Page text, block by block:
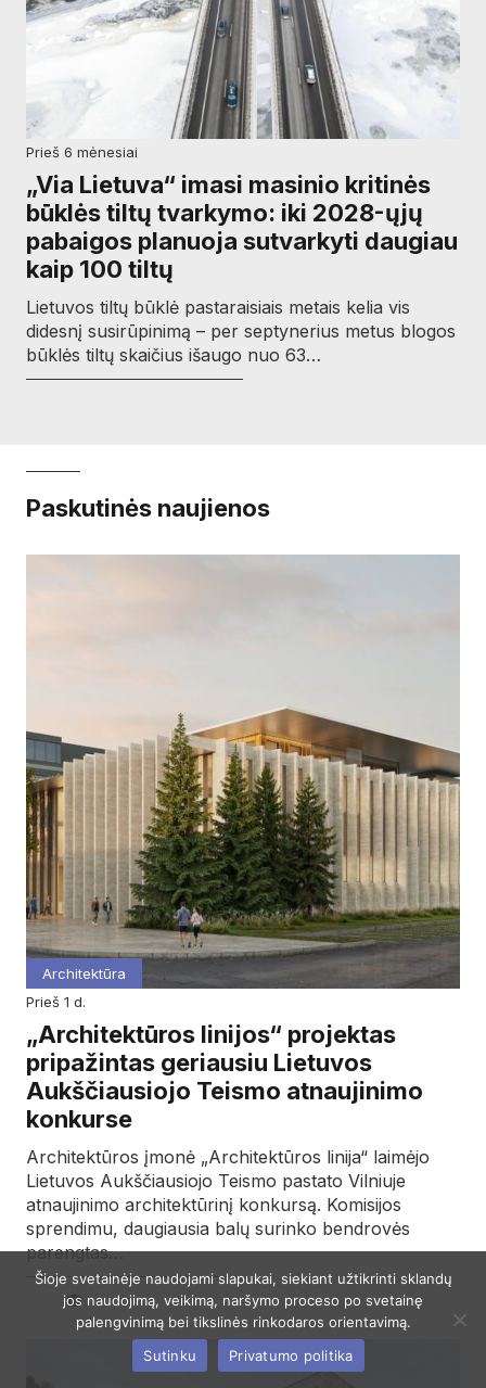
prieš 6 mėnesiai
„Via Lietuva“ imasi masinio kritinės
būklės tiltų tvarkymo: iki 2028-ųjų
pabaigos planuoja sutvarkyti daugiau
kaip 100 tiltų
Lietuvos tiltų būklė pastaraisiais metais kelia vis
didesnį susirūpinimą – per septynerius metus blogos
būklės tiltų skaičius išaugo nuo 63…
Paskutinės naujienos
Architektūra
prieš 1 d.
„Architektūros linijos“ projektas
pripažintas geriausiu Lietuvos
Aukščiausiojo Teismo atnaujinimo
konkurse
Architektūros įmonė „Architektūros linija“ laimėjo
Lietuvos Aukščiausiojo Teismo pastato Vilniuje
atnaujinimo architektūrinį konkursą. Komisijos
sprendimu, daugiausia balų surinko bendrovės
parengtas…
Šioje svetainėje naudojami slapukai, siekiant užtikrinti sklandų
jos naudojimą, veikimą, naršymo proceso po svetainę
palengvinimą bei tikslinės rinkodaros orientavimą.
Sutinku
Privatumo politika